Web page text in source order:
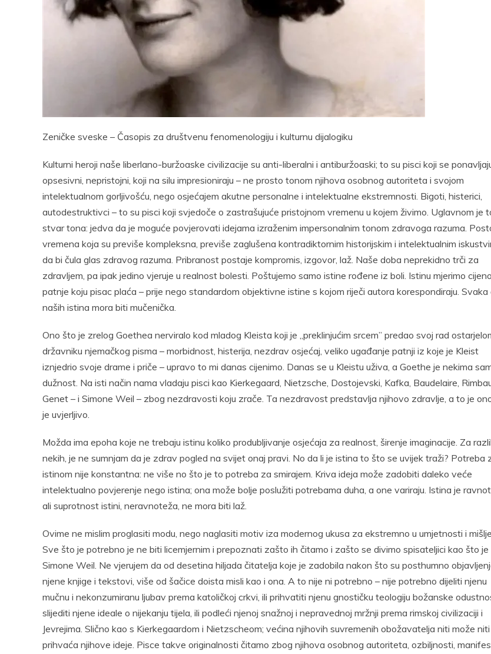
Zeničke sveske – Časopis za društvenu fenomenologiju i kulturnu dijalogiku
Kulturni heroji naše liberlano-buržoaske civilizacije su anti-liberalni i antiburžoaski; to su pisci koji se
opsesivni, nepristojni, koji na silu impresioniraju – ne prosto tonom njihova osobnog autoriteta i svojom
intelektualnom gorljivošću, nego osjećajem akutne personalne i intelektualne ekstremnosti. Bigoti, histerici,
autodestruktivci – to su pisci koji svjedoče o zastrašujuće pristojnom vremenu u kojem živimo. Uglavnom je
stvar tona: jedva da je moguće povjerovati idejama izraženim impersonalnim tonom zdravoga razuma.
vremena koja su previše kompleksna, previše zaglušena kontradiktornim historijskim i intelektualnim
da bi čula glas zdravog razuma. Pribranost postaje kompromis, izgovor, laž. Naše doba neprekidno trči za
zdravljem, pa ipak jedino vjeruje u realnost bolesti. Poštujemo samo istine rođene iz boli. Istinu mjerimo
patnje koju pisac plaća – prije nego standardom objektivne istine s kojom riječi autora korespondiraju. Svaka
naših istina mora biti mučenička.
Ono što je zrelog Goethea nerviralo kod mladog Kleista koji je „preklinjućim srcem” predao svoj rad
državniku njemačkog pisma – morbidnost, histerija, nezdrav osjećaj, veliko ugađanje patnji iz koje je Kleist
iznjedrio svoje drame i priče – upravo to mi danas cijenimo. Danas se u Kleistu uživa, a Goethe je nekima
dužnost. Na isti način nama vladaju pisci kao Kierkegaard, Nietzsche, Dostojevski, Kafka, Baudelaire,
Genet – i Simone Weil – zbog nezdravosti koju zrače. Ta nezdravost predstavlja njihovo zdravlje, a to je
je uvjerljivo.
Možda ima epoha koje ne trebaju istinu koliko produbljivanje osjećaja za realnost, širenje imaginacije. Za
nekih, je ne sumnjam da je zdrav pogled na svijet onaj pravi. No da li je istina to što se uvijek traži? Potreba
istinom nije konstantna: ne više no što je to potreba za smirajem. Kriva ideja može zadobiti daleko veće
intelektualno povjerenje nego istina; ona može bolje poslužiti potrebama duha, a one variraju. Istina je
ali suprotnost istini, neravnoteža, ne mora biti laž.
Ovime ne mislim proglasiti modu, nego naglasiti motiv iza modernog ukusa za ekstremno u umjetnosti i
Sve što je potrebno je ne biti licemjernim i prepoznati zašto ih čitamo i zašto se divimo spisateljici kao što je
Simone Weil. Ne vjerujem da od desetina hiljada čitatelja koje je zadobila nakon što su posthumno
njene knjige i tekstovi, više od šačice doista misli kao i ona. A to nije ni potrebno – nije potrebno dijeliti njenu
mučnu i nekonzumiranu ljubav prema katoličkoj crkvi, ili prihvatiti njenu gnostičku teologiju božanske
slijediti njene ideale o nijekanju tijela, ili podleći njenoj snažnoj i nepravednoj mržnji prema rimskoj civilizaciji i
Jevrejima. Slično kao s Kierkegaardom i Nietzscheom; većina njihovih suvremenih obožavatelja niti može niti
prihvaća njihove ideje. Pisce takve originalnosti čitamo zbog njihova osobnog autoriteta, ozbiljnosti,
Pocket
Email Print